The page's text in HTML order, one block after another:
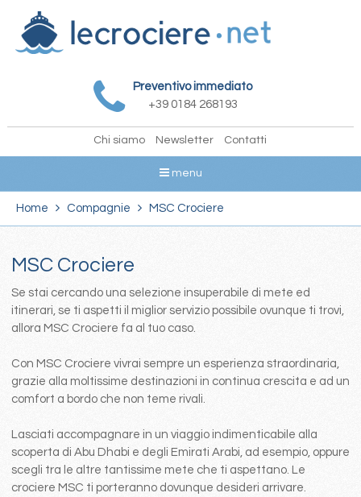
Preventivo immediato
+39 0184 268193
Chi siamo Newsletter Contatti
menu
Home Compagnie MSC Crociere
MSC Crociere
Se stai cercando una selezione insuperabile di mete ed
itinerari, se ti aspetti il miglior servizio possibile ovunque ti trovi,
allora MSC Crociere fa al tuo caso.
Con MSC Crociere vivrai sempre un esperienza straordinaria,
grazie alla moltissime destinazioni in continua crescita e ad un
comfort a bordo che non teme rivali.
Lasciati accompagnare in un viaggio indimenticabile alla
scoperta di Abu Dhabi e degli Emirati Arabi, ad esempio, oppure
scegli tra le altre tantissime mete che ti aspettano. Le
crociere MSC ti porteranno dovunque desideri arrivare.